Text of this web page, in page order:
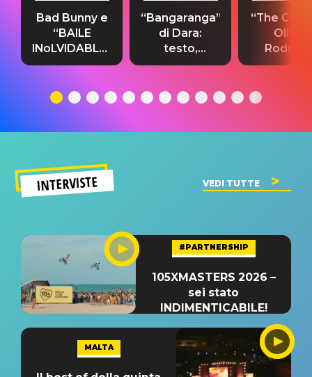
Bad Bunny e
“BAILE
INoLVIDABLE”:
testo,
significato
“Bangaranga”
di Dara:
testo,
traduzione e
del singolo
“The
Olivia
testo,
INTERVISTE VEDI TUTTE
#PARTNERSHIP
105XMASTERS 2026 –
sei stato
INDIMENTICABILE!
MALTA